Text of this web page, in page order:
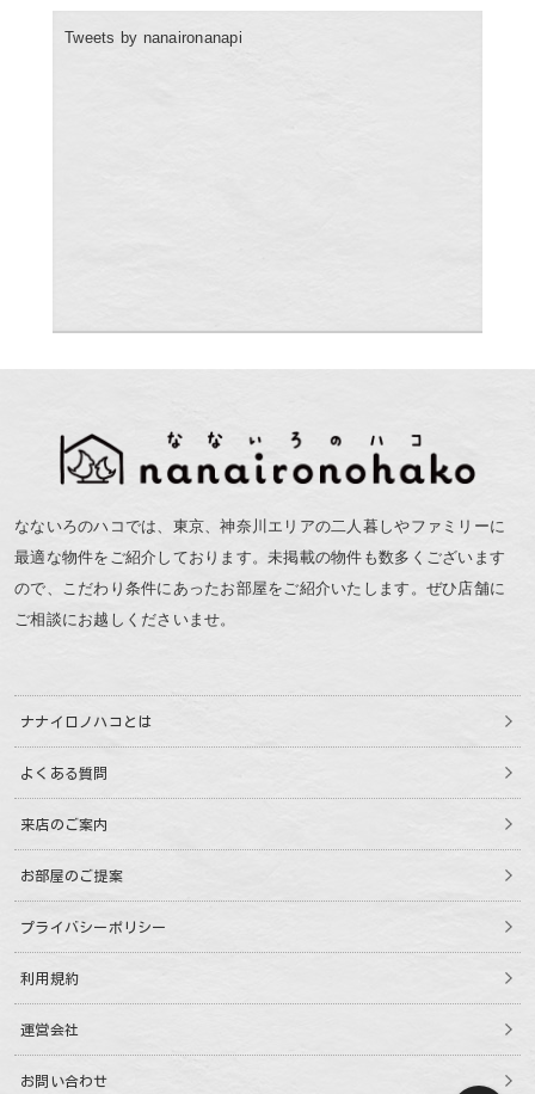
Tweets by nanaironanapi
なないろのハコでは、東京、神奈川エリアの二人暮しやファミリーに
最適な物件をご紹介しております。未掲載の物件も数多くございます
ので、こだわり条件にあったお部屋をご紹介いたします。ぜひ店舗に
ご相談にお越しくださいませ。
ナナイロノハコとは
よくある質問
来店のご案内
お部屋のご提案
プライバシーポリシー
利用規約
運営会社
お問い合わせ